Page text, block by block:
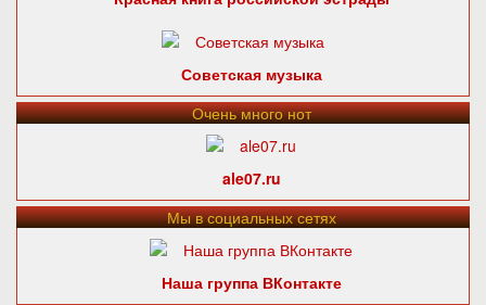
Советская музыка
Очень много нот
ale07.ru
Мы в социальных сетях
Наша группа ВКонтакте